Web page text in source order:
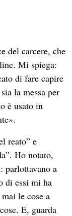
del carcere, che
Mi spiega:
di fare capire
la messa per
è usato in
reato” e
Ho notato,
parlottavano a
di essi mi ha
le cose a
E, guarda